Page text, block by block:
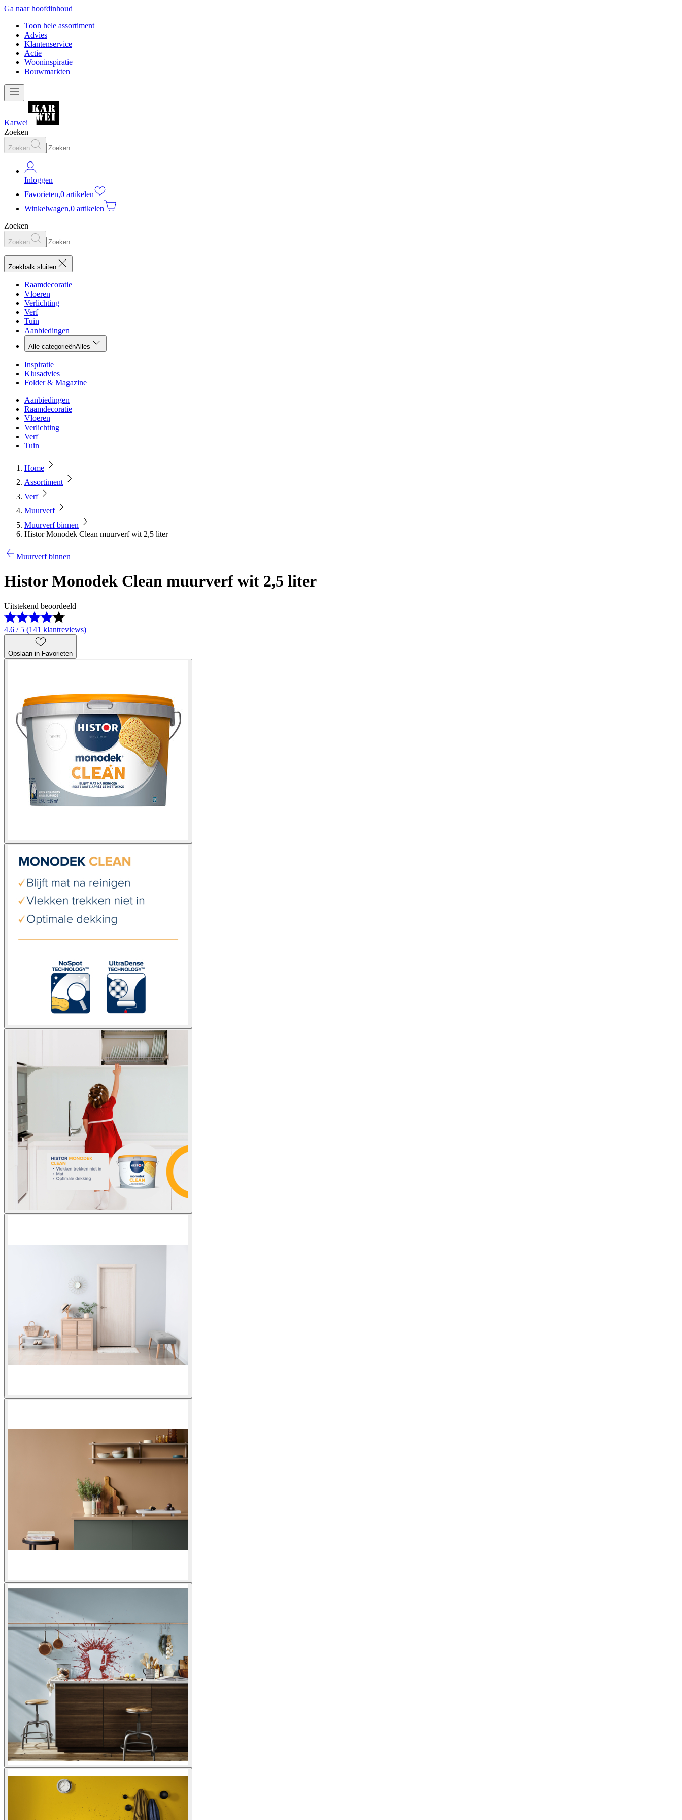
Ga naar hoofdinhoud
Toon hele assortiment
Advies
Klantenservice
Actie
Wooninspiratie
Bouwmarkten
Karwei
Zoeken
Zoeken
Inloggen
Favorieten,0 artikelen
Winkelwagen,0 artikelen
Zoeken
Zoeken
Zoekbalk sluiten
Raamdecoratie
Vloeren
Verlichting
Verf
Tuin
Aanbiedingen
Alle categorieënAlles
Inspiratie
Klusadvies
Folder & Magazine
Aanbiedingen
Raamdecoratie
Vloeren
Verlichting
Verf
Tuin
Home
Assortiment
Verf
Muurverf
Muurverf binnen
Histor Monodek Clean muurverf wit 2,5 liter
Muurverf binnen
Histor Monodek Clean muurverf wit 2,5 liter
Uitstekend beoordeeld
4.6 / 5 (141 klantreviews)
Opslaan in Favorieten